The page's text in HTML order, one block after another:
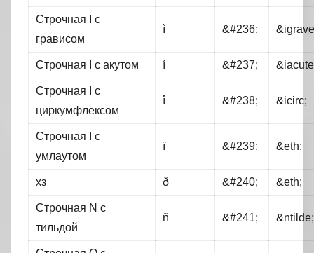
Строчная I с
грависом
ì &#236;
Строчная I с акутом í &#237;
Строчная I c
циркумфлексом
î &#238; &icirс;
Строчная I с
умлаутом
ï &#239; &eth;
хз ð &#240; &eth;
Строчная N с
тильдой
ñ &#241; &ntilde;